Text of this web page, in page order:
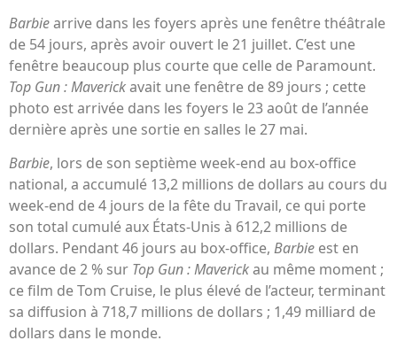
Barbiearrive dans les foyers après une fenêtre théâtrale
de 54 jours, après avoir ouvert le 21 juillet. C’est une
fenêtre beaucoup plus courte que celle de Paramount.
Top Gun : Maverickavait une fenêtre de 89 jours ; cette
photo est arrivée dans les foyers le 23 août de l’année
dernière après une sortie en salles le 27 mai.
Barbie, lors de son septième week-end au box-office
national, a accumulé 13,2 millions de dollars au cours du
week-end de 4 jours de la fête du Travail, ce qui porte
son total cumulé aux États-Unis à 612,2 millions de
dollars. Pendant 46 jours au box-office, Barbie est en
avance de 2 % sur Top Gun : Maverickau même moment ;
ce film de Tom Cruise, le plus élevé de l’acteur, terminant
sa diffusion à 718,7 millions de dollars ; 1,49 milliard de
dollars dans le monde.